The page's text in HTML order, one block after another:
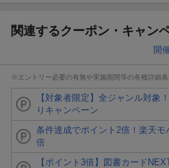
関連するクーポン・キャン
開
※エントリー必要の有無や実施期間等の各種詳細
【対象者限定】全ジャンル対
りキャンペーン
条件達成でポイント2倍！楽天モ
倍
【ポイント3倍】図書カード